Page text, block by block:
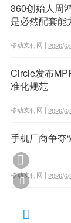
360创始人周
是必然配套能
移动支付网 | 2026/
Circle发布
准化规范
移动支付网 | 2026/
手机厂商争夺
移动支付网 | 2026/


